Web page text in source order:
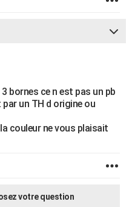
bornes ce n est pas un pb
un TH d origine ou
couleur ne vous plaisait
votre question